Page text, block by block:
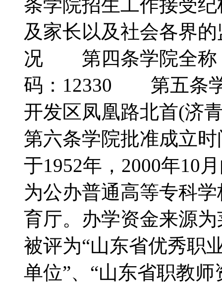
条学院招生工作接受
及家长以及社会各
况 第四条学院全称
码：12330 第五条学
开发区凤凰路北首(
第六条学院批准成立
于1952年，2000年10
为公办普通高等专科
育厅。办学资金来源
被评为“山东省优秀职
单位”、“山东省职教